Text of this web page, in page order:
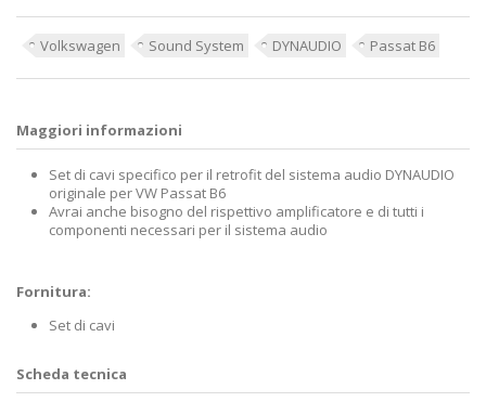
Volkswagen Sound System DYNAUDIO Passat B6
Maggiori informazioni
Set di cavi specifico per il retrofit del sistema audio DYNAUDIO
originale per VW Passat B6
Avrai anche bisogno del rispettivo amplificatore e di tutti i
componenti necessari per il sistema audio
Fornitura:
Set di cavi
Scheda tecnica